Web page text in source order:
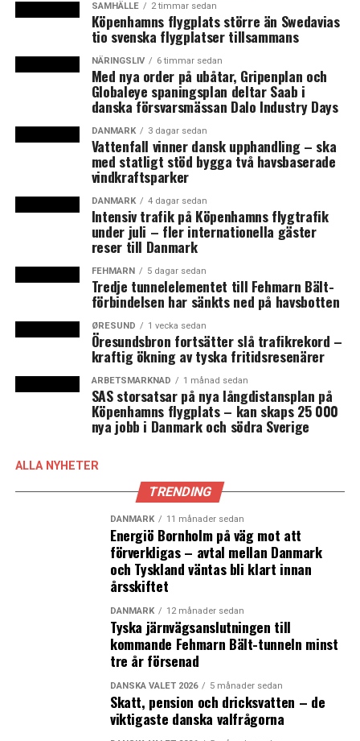
Den totala svenska statsbudgeten presenteras i sin
helhet på måndag. (News Øresund)
Historiskt budgetförslag med fokus på jobb och grön
omväxling
Optimistiska borgmästarveteraner anser att vardagen
SAMHÄLLE 2 timmar sedan
Köpenhamns flygplats större än Swedavias
tio svenska flygplatser tillsammans
NÄRINGSLIV 6 timmar sedan
Med nya order på ubåtar, Gripenplan och
Globaleye spaningsplan deltar Saab i
danska försvarsmässan Dalo Industry Days
DANMARK 3 dagar sedan
Vattenfall vinner dansk upphandling – ska
med statligt stöd bygga två havsbaserade
vindkraftsparker
DANMARK 4 dagar sedan
Intensiv trafik på Köpenhamns flygtrafik
under juli – fler internationella gäster
reser till Danmark
FEHMARN 5 dagar sedan
Tredje tunnelelementet till Fehmarn Bält-
förbindelsen har sänkts ned på havsbotten
ØRESUND 1 vecka sedan
Öresundsbron fortsätter slå trafikrekord –
kraftig ökning av tyska fritidsresenärer
ARBETSMARKNAD 1 månad sedan
SAS storsatsar på nya långdistansplan på
Köpenhamns flygplats – kan skaps 25 000
nya jobb i Danmark och södra Sverige
ALLA NYHETER
TRENDING
DANMARK 11 månader sedan
Energiö Bornholm på väg mot att
förverkligas – avtal mellan Danmark
och Tyskland väntas bli klart innan
årsskiftet
DANMARK 12 månader sedan
Tyska järnvägsanslutningen till
kommande Fehmarn Bält-tunneln minst
tre år försenad
DANSKA VALET 2026 5 månader sedan
Skatt, pension och dricksvatten – de
viktigaste danska valfrågorna